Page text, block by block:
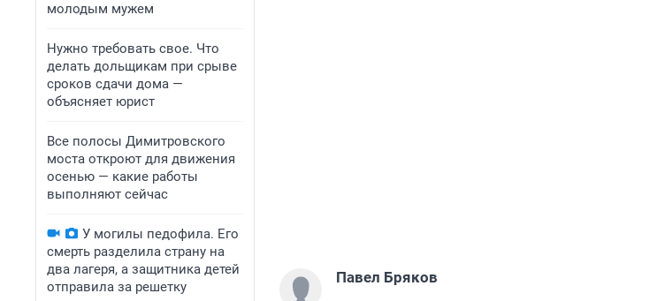
молодым мужем
Нужно требовать свое. Что
делать дольщикам при срыве
сроков сдачи дома —
объясняет юрист
Все полосы Димитровского
моста откроют для движения
осенью — какие работы
выполняют сейчас
У могилы педофила. Его
смерть разделила страну на
два лагеря, а защитника детей
отправила за решетку
Павел Бряков